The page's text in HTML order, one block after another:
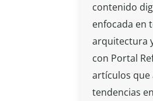
contenido
enfocada en
arquitectura
con Portal
artículos que
tendencias